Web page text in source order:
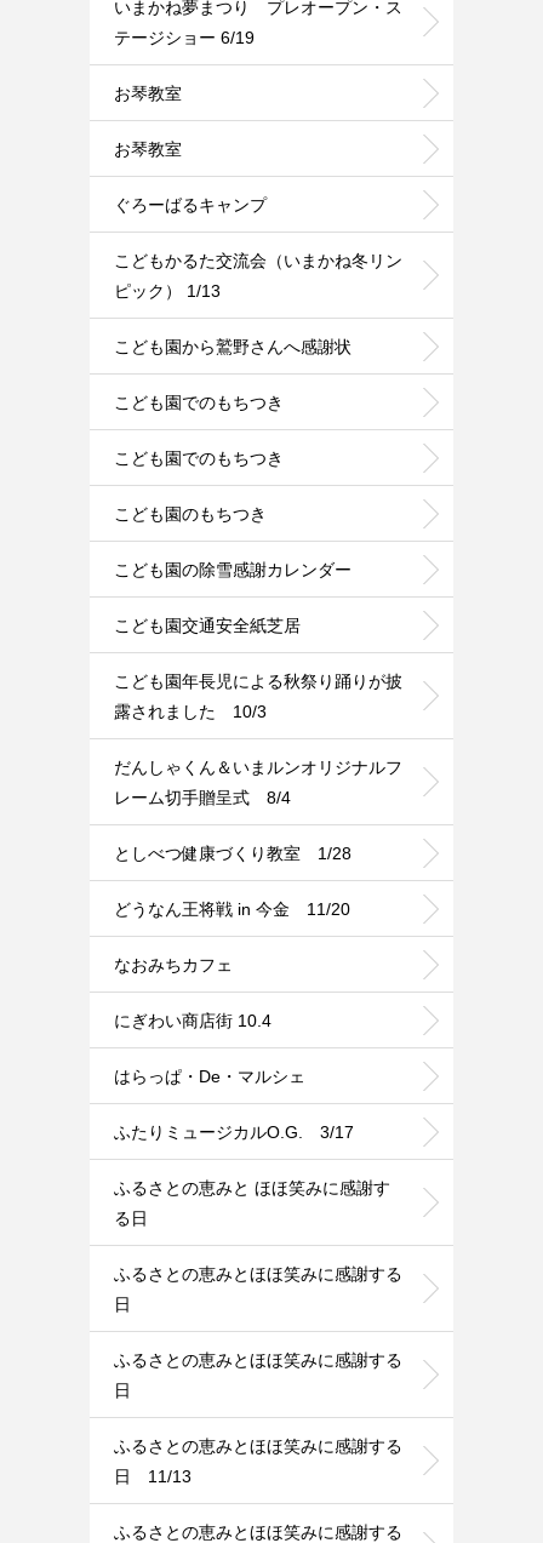
いまかね夢まつり プレオープン・ス
テージショー 6/19
お琴教室
お琴教室
ぐろーばるキャンプ
こどもかるた交流会（いまかね冬リン
ピック） 1/13
こども園から鷲野さんへ感謝状
こども園でのもちつき
こども園でのもちつき
こども園のもちつき
こども園の除雪感謝カレンダー
こども園交通安全紙芝居
こども園年長児による秋祭り踊りが披
露されました 10/3
だんしゃくん＆いまルンオリジナルフ
レーム切手贈呈式 8/4
としべつ健康づくり教室 1/28
どうなん王将戦 in 今金 11/20
なおみちカフェ
にぎわい商店街 10.4
はらっぱ・De・マルシェ
ふたりミュージカルO.G. 3/17
ふるさとの恵みと ほほ笑みに感謝す
る日
ふるさとの恵みとほほ笑みに感謝する
日
ふるさとの恵みとほほ笑みに感謝する
日
ふるさとの恵みとほほ笑みに感謝する
日 11/13
ふるさとの恵みとほほ笑みに感謝する